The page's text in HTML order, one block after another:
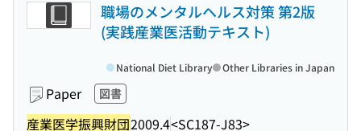
職場のメンタルヘルス対策 第2版
(実践産業医活動テキスト)
Paper 図書
産業医学振興財団2009.4<SC187-J83>
National Diet Library Other Libraries in Japan